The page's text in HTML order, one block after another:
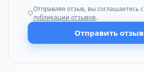
Отправляя отзыв, вы соглашаетесь с
публикации отзывов.
Отправить отзыв